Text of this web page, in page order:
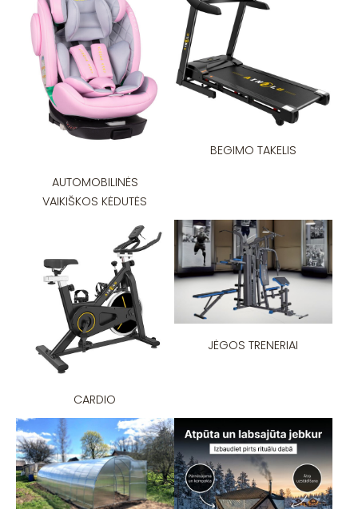
AUTOMOBILINĖS
VAIKIŠKOS KĖDUTĖS
BEGIMO TAKELIS
CARDIO
JĖGOS TRENERIAI